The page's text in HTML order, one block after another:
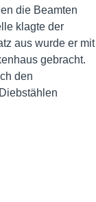
die Beamten
klagte der
aus wurde er mit
gebracht.
den